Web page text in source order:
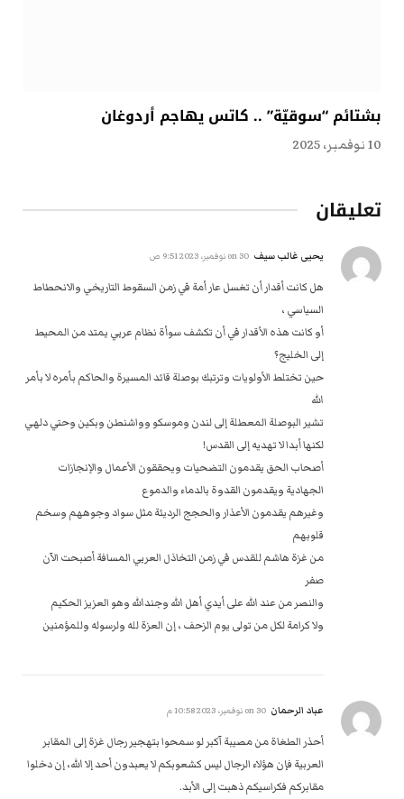
بشتائم “سوقيّة” .. كاتس يهاجم أردوغان
10 نوفمبر، 2025
تعليقان
يحيى غالب سيف 30 نوفمبر، 2023 9:51 ص
هل كانت أقدار أن تغسل عار أمة في زمن السقوط التاريخي والانحطاط
السياسي ،
أو كانت هذه الأقدار في أن تكشف سوأة نظام عربي يمتد من المحيط
إلى الخليج؟
حين تختلط الأولويات وترتبك بوصلة قائد المسيرة والحاكم بأمره لا بأمر
الله
تشير البوصلة المعطلة إلى لندن وموسكو وواشنطن وبكين وحتي دلهي
لكنها أبدا لا تهديه إلى القدس!
أصحاب الحق يقدمون التضحيات ويحققون الأعمال والإنجازات
الجهادية ويقدمون القدوة بالدماء والدموع
وغيرهم يقدمون الأعذار والحجج الرديئة مثل سواد وجوههم وسخم
قلوبهم
من غزة هاشم للقدس في زمن التخاذل العربي المسافة أصبحت الآن
صفر
والنصر من عند الله على أيدي أهل الله وجندالله وهو العزيز الحكيم
ولا كرامة لكل من تولى يوم الزحف ، إن العزة لله ولرسوله وللمؤمنين
عباد الرحمان 30 نوفمبر، 2023 10:58 م
أحذر الطغاة من مصيبة آكبر لو سمحوا بتهجير رجال غزة إلى المقابر
العربية فإن هؤلاء الرجال ليس كشعوبكم لا يعبدون أحد إلا الله، إن دخلوا
مقابركم فكراسيكم ذهبت إلى الأبد.